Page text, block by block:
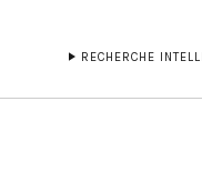
RECHERCHE